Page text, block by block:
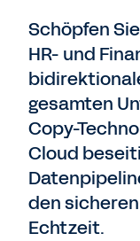
Schöpfen
HR- und
gesamten
Copy-
Cloud
den
Echtzeit.